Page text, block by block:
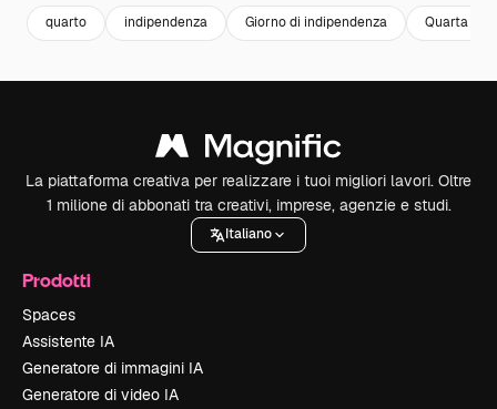
quarto indipendenza Giorno di indipendenza Quarta di
La piattaforma creativa per realizzare i tuoi migliori lavori. Oltre
1 milione di abbonati tra creativi, imprese, agenzie e studi.
Italiano
Prodotti
Spaces
Assistente IA
Generatore di immagini IA
Generatore di video IA